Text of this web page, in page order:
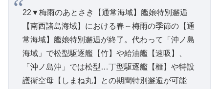
22▼梅雨のあとさき【通常海域】艦娘特別邂逅
【南西諸島海域】における春～梅雨の季節の【通
常海域】艦娘特別邂逅が終了。代わって「沖ノ島
海域」で松型駆逐艦【竹】や給油艦【速吸】、
「沖ノ島沖」では松型…丁型駆逐艦【榧】や特設
護衛空母【しまね丸】との期間特別邂逅が可能